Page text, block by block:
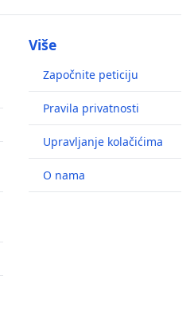
Više
Započnite peticiju
Pravila privatnosti
Upravljanje kolačićima
O nama